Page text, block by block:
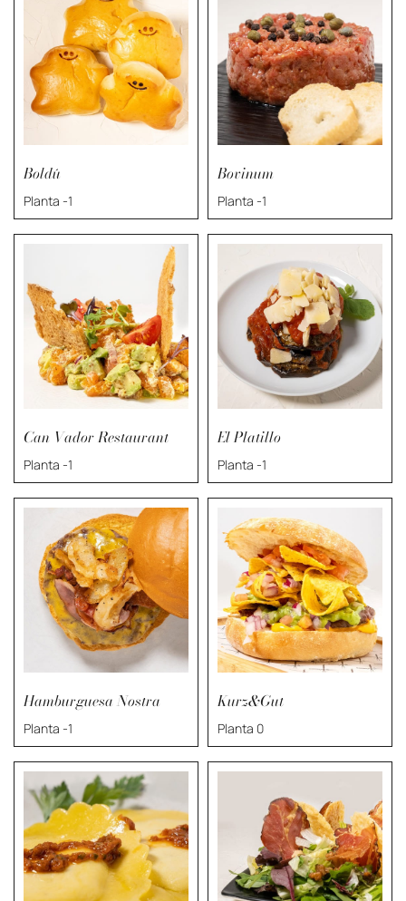
Boldú
Planta -1
Bovinum
Planta -1
Can Vador Restaurant
Planta -1
El Platillo
Planta -1
Hamburguesa Nostra
Planta -1
Kurz&Gut
Planta 0